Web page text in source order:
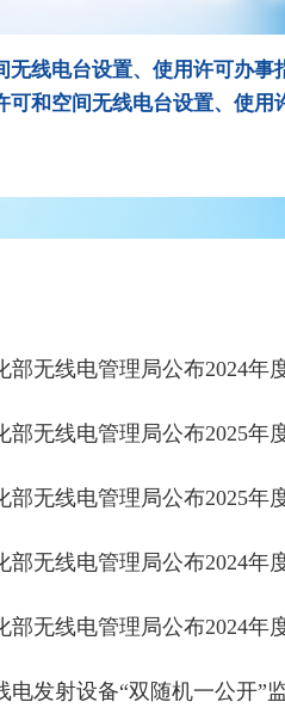
无线电台设置、使用许可办事
可和空间无线电台设置、使用
电发射设备“双随机一公开”